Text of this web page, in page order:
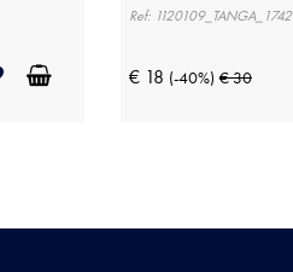
Ref: 1120109_TANGA_1742
€ 18 (-40%) € 30